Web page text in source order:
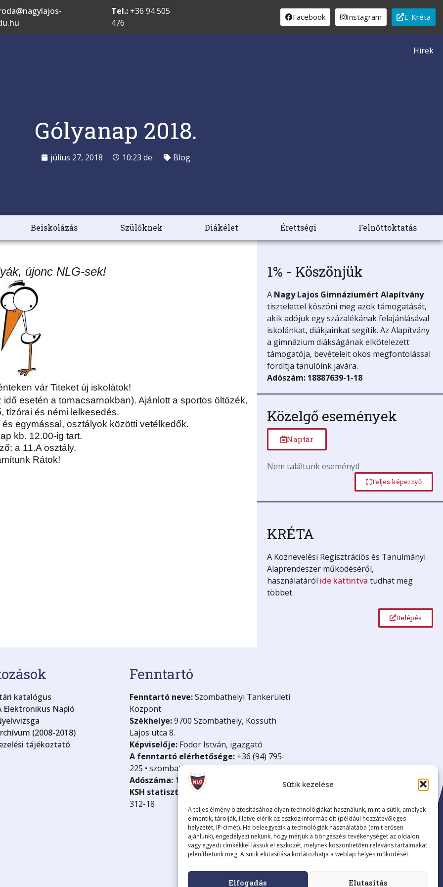
Sütik kezelése
A teljes élmény biztosításához olyan technológiákat használunk, mint a sütik, amelyek
elmentik, tárolják, illetve elérik az eszköz információit (például hozzátevőleges
helyzetét, IP-címét). Ha beleegyezik a technológiák használatába (amit erősen
ajánlunk), engedélyezi nekünk, hogy mérjük a böngészési tevékenységet az oldalon,
vagy egyedi címkékkel lássuk el eszközét, melynek köszönhetően releváns tartalmakat
jeleníthetünk meg. A sütik elutasítása korlátozhatja a weblap helyes működését.
Elfogadás Elutasítás
Tel.: +36 94 505
476
Facebook Instagram E-Kréta
Hírek
Gólyanap 2018.
július 27, 2018 10:23 de. Blog
Beiskolázás Szülőknek Diákélet Érettségi Felnőttoktatás
újonc NLG-sek!
vár Titeket új iskolátok!
esetén a tornacsarnokban). Ajánlott a sportos öltözék,
tízórai és némi lelkesedés.
egymással, osztályok közötti vetélkedők.
kb. 12.00-ig tart.
a 11.A osztály.
Rátok!
1% - Köszönjük
A Nagy Lajos Gimnáziumért Alapítvány
tisztelettel köszöni meg azok támogatását,
akik adójuk egy százalékának felajánlásával
iskolánkat, diákjainkat segítik. Az Alapítvány
a gimnázium diákságának elkötelezett
támogatója, bevételeit okos megfontolással
fordítja tanulóink javára.
Adószám: 18887639-1-18
Közelgő események
Naptár
Nem találtunk eseményt!
Teljes képernyő
KRÉTA
A Köznevelési Regisztrációs és Tanulmányi
Alaprendeszer működéséről,
használatáról ide kattintva tudhat meg
többet.
Belépés
katalógus
Elektronikus Napló
(2008-2018)
tájékoztató
Fenntartó
Fenntartó neve:Szombathelyi Tankerületi
Központ
Székhelye:9700 Szombathely, Kossuth
Lajos utca 8.
Képviselője:Fodor István, igazgató
A fenntartó elérhetősége:+36 (94) 795-
225 • szombathely@kk.gov.hu
Adószáma:15835499-2-18
KSH statisztikai száma:
312-18